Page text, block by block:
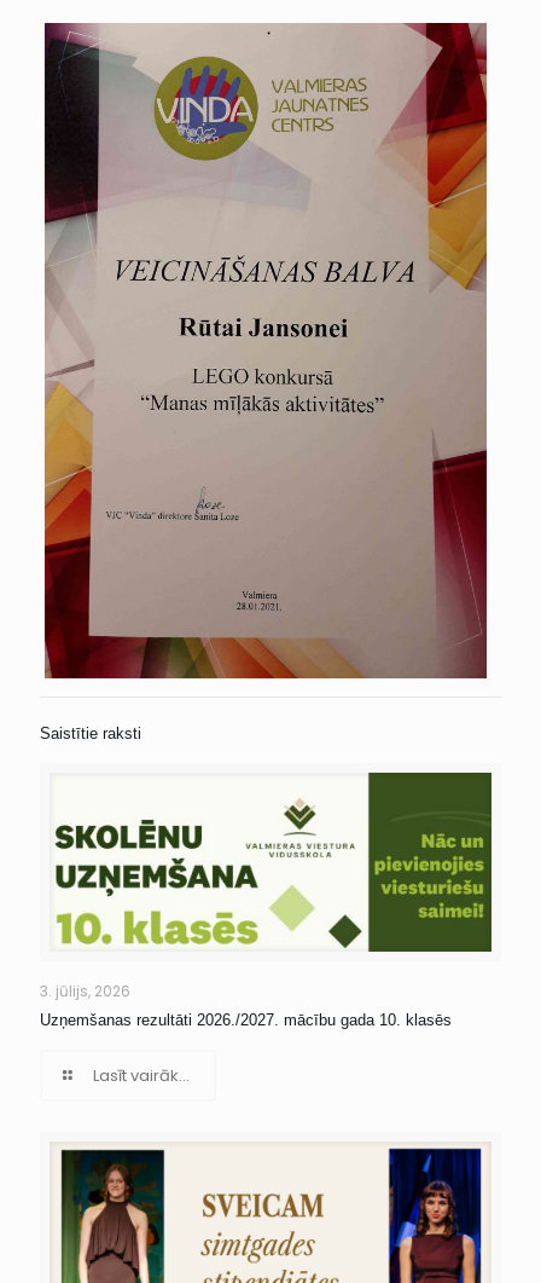
Saistītie raksti
3. jūlijs, 2026
Uzņemšanas rezultāti 2026./2027. mācību gada 10. klasēs
Lasīt vairāk...